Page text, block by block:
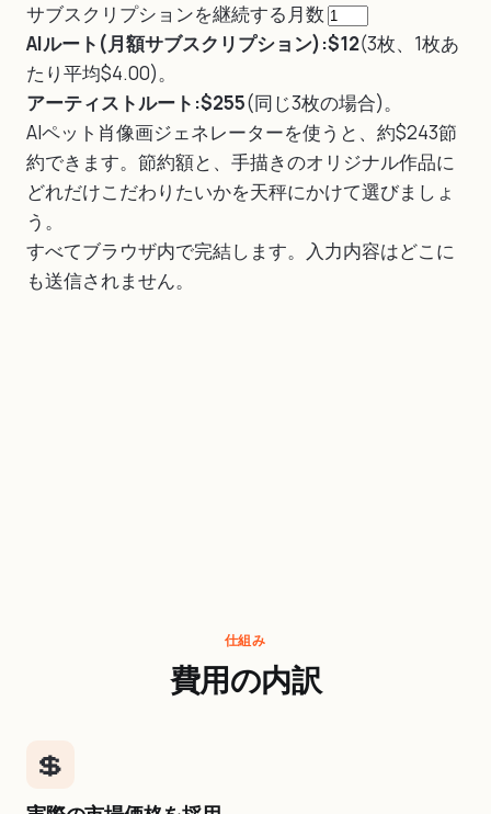
サブスクリプションを継続する月数
AIルート(月額サブスクリプション):$12(3枚、1枚あ
たり平均$4.00)。
アーティストルート:$255(同じ3枚の場合)。
AIペット肖像画ジェネレーターを使うと、約$243節
約できます。節約額と、手描きのオリジナル作品に
どれだけこだわりたいかを天秤にかけて選びましょ
う。
すべてブラウザ内で完結します。入力内容はどこに
も送信されません。
仕組み
費用の内訳
💲